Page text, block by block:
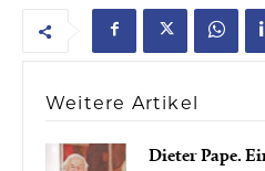
Weitere Artikel
Dieter Pape.